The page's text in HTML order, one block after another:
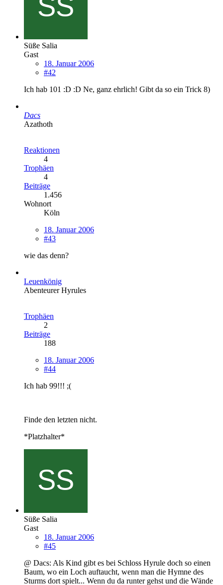
Süße Salia
Gast
18. Januar 2006
#42
Ich hab 101 :D :D Ne, ganz ehrlich! Gibt da so ein Trick 8)
Dacs
Azathoth
Reaktionen
4
Trophäen
4
Beiträge
1.456
Wohnort
Köln
18. Januar 2006
#43
wie das denn?
Leuenkönig
Abenteurer Hyrules
Trophäen
2
Beiträge
188
18. Januar 2006
#44
Ich hab 99!!! ;(
Finde den letzten nicht.
*Platzhalter*
Süße Salia
Gast
18. Januar 2006
#45
@ Dacs: Als Kind gibt es bei Schloss Hyrule doch so einen
Baum, wo ein Loch auftaucht, wenn man die Hymne des
Sturms dort spielt... Wenn du da runter gehst und die Wände